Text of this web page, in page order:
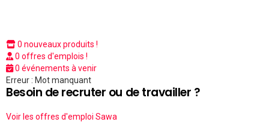
0 nouveaux produits !
0 offres d'emplois !
0 événements à venir
Erreur : Mot manquant
Besoin de recruter ou de travailler ?
Voir les offres d'emploi Sawa